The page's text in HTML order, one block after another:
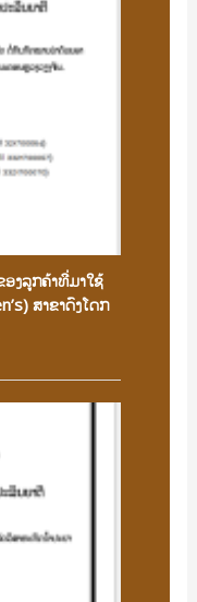
ອງລູກຄ້າທີ່ມາໃຊ້
ສາຂາດົງໂດກ